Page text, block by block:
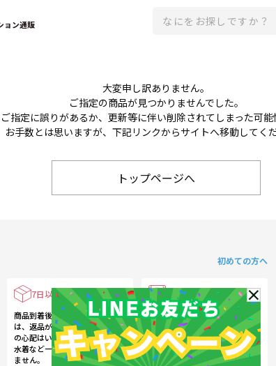
ョン通販
大変申し訳ありません。
ご指定の商品が見つかりませんでした。
指定に誤りがあるか、更新等に伴い削除されてしまった可能
お手数とは思いますが、下記リンクからサイトへ移動してくだ
トップページへ
初めての方へ
7日以内なら返品可
商品到着後7日以内の未使用品
は、返品ができるので、サイズ
の心配はいりません。※下着・
水着など一部商品は返品ができ
ません。
会員ランクサービス
会員ランクサービスで、ランク
に応じた特典やサービスをご用
意しております。